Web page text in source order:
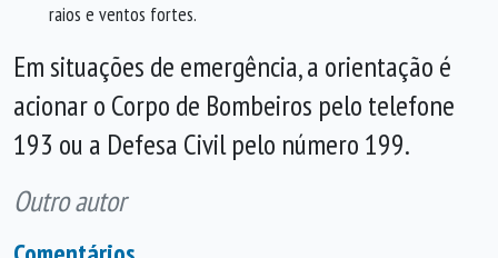
raios e ventos fortes.
Em situações de emergência, a orientação é
acionar o Corpo de Bombeiros pelo telefone
193 ou a Defesa Civil pelo número 199.
Outro autor